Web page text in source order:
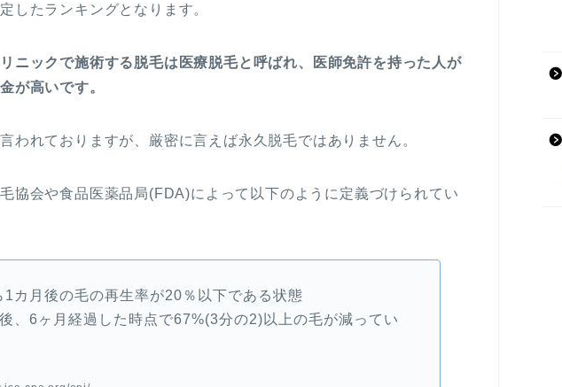
したランキングとなります。
ニックで施術する脱毛は医療脱毛と呼ばれ、医師免許を持った人が
が高いです。
われておりますが、厳密に言えば永久脱毛ではありません。
協会や食品医薬品局(FDA)によって以下のように定義づけられてい
1カ月後の毛の再生率が20％以下である状態
、6ヶ月経過した時点で67%(3分の2)以上の毛が減ってい